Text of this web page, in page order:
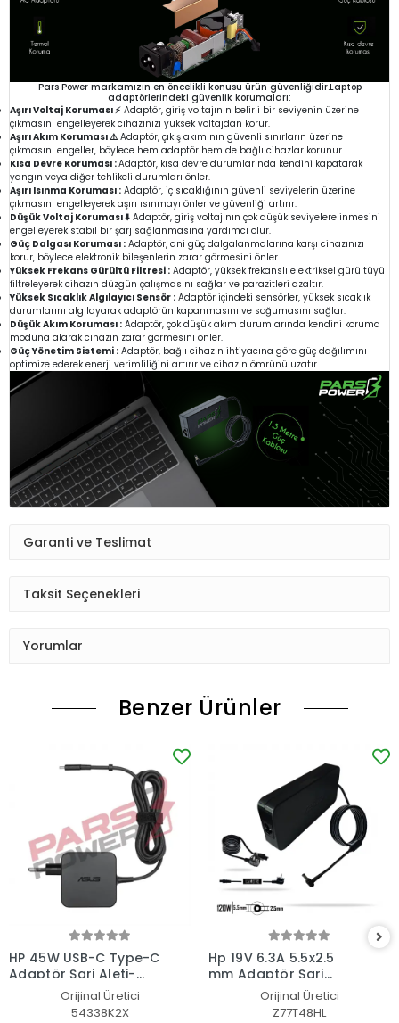
Pars Power markamızın en öncelikli konusu ürün güvenliğidir.Laptop
adaptörlerindeki güvenlik korumaları:
Aşırı Voltaj Koruması ⚡ Adaptör, giriş voltajının belirli bir seviyenin üzerine
çıkmasını engelleyerek cihazınızı yüksek voltajdan korur.
Aşırı Akım Koruması ⚠️Adaptör, çıkış akımının güvenli sınırların üzerine
çıkmasını engeller, böylece hem adaptör hem de bağlı cihazlar korunur.
Kısa Devre Koruması :Adaptör, kısa devre durumlarında kendini kapatarak
yangın veya diğer tehlikeli durumları önler.
Aşırı Isınma Koruması : Adaptör, iç sıcaklığının güvenli seviyelerin üzerine
çıkmasını engelleyerek aşırı ısınmayı önler ve güvenliği artırır.
Düşük Voltaj Koruması ⬇️ Adaptör, giriş voltajının çok düşük seviyelere inmesini
engelleyerek stabil bir şarj sağlanmasına yardımcı olur.
Güç Dalgası Koruması : Adaptör, ani güç dalgalanmalarına karşı cihazınızı
korur, böylece elektronik bileşenlerin zarar görmesini önler.
Yüksek Frekans Gürültü Filtresi : Adaptör, yüksek frekanslı elektriksel gürültüyü
filtreleyerek cihazın düzgün çalışmasını sağlar ve parazitleri azaltır.
Yüksek Sıcaklık Algılayıcı Sensör : Adaptör içindeki sensörler, yüksek sıcaklık
durumlarını algılayarak adaptörün kapanmasını ve soğumasını sağlar.
Düşük Akım Koruması : Adaptör, çok düşük akım durumlarında kendini koruma
moduna alarak cihazın zarar görmesini önler.
Güç Yönetim Sistemi : Adaptör, bağlı cihazın ihtiyacına göre güç dağılımını
optimize ederek enerji verimliliğini artırır ve cihazın ömrünü uzatır.
Garanti ve Teslimat
Taksit Seçenekleri
Yorumlar
Benzer Ürünler
HP 45W USB-C Type-C
Adaptör Şarj Aleti-
Orijinal Üretici
54338K2X
Hp 19V 6.3A 5.5x2.5
mm Adaptör Şarj
Aleti-CihazıOrijinal Üretici
Z77T48HL